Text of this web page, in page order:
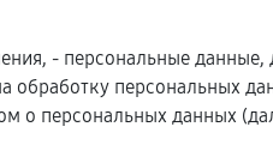
- персональные данные,
обработку персональных
о персональных данных